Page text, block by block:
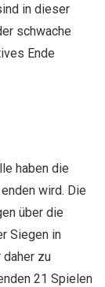
in dieser
schwache
Ende
haben die
wird. Die
über die
Siegen in
daher zu
21 Spielen